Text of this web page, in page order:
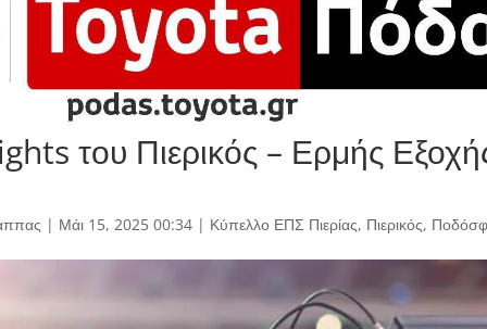
του Πιερικός – Ερμής
| Μάι 15, 2025 00:34| Κύπελλο ΕΠΣ Πιερίας, Πιερικός,